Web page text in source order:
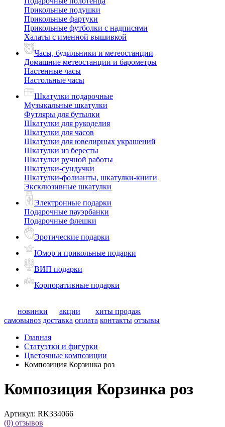
Прикольные подушки
Прикольные фартуки
Прикольные футболки с надписями
Халаты с именной вышивкой
Часы, будильники и метеостанции
Домашние метеостанции и барометры
Настенные часы
Настольные часы
Шкатулки подарочные
Музыкальные шкатулки
Футляры для бутылки
Шкатулки для рукоделия
Шкатулки для часов
Шкатулки для ювелирных украшений
Шкатулки из бересты
Шкатулки ручной работы
Шкатулки-сундучки
Шкатулки-фолианты, шкатулки-книги
Эксклюзивные шкатулки
Электронные подарки
Подарочные пауэрбанки
Подарочные флешки
Эротические подарки
Юмор и прикольные подарки
ВИП подарки
Корпоративные подарки
новинки акции
хиты продаж
самовывоз доставка оплата контакты отзывы
Главная
Статуэтки и фигурки
Цветочные композиции
Композиция Корзинка роз
Композиция Корзинка роз
Артикул: RK334066
(0) отзывов